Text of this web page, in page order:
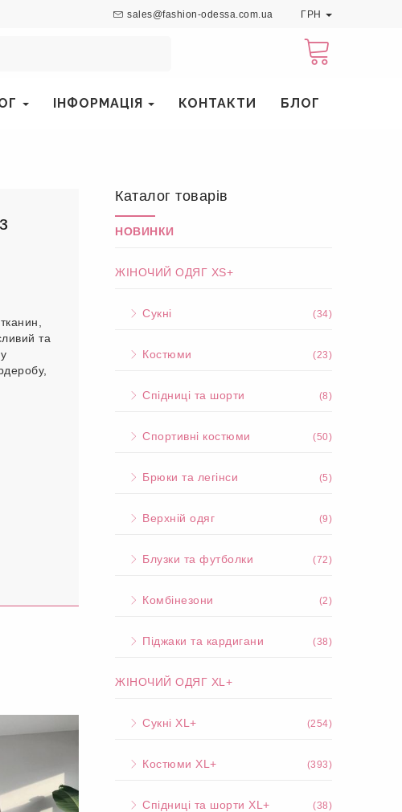
sales@fashion-odessa.com.ua ГРН
ІНФОРМАЦІЯ КОНТАКТИ БЛОГ
та
Каталог товарів
НОВИНКИ
ЖІНОЧИЙ ОДЯГ XS+
Сукні (34)
Костюми (23)
Спідниці та шорти (8)
Спортивні костюми (50)
Брюки та легінси (5)
Верхній одяг (9)
Блузки та футболки (72)
Комбінезони (2)
Піджаки та кардигани (38)
ЖІНОЧИЙ ОДЯГ XL+
Сукні XL+ (254)
Костюми XL+ (393)
Спідниці та шорти XL+ (38)